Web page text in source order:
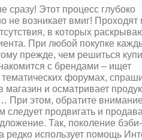
сразу! Этот процесс глубоко
не возникает вмиг! Проходят
в которых
При любой покупке
прежде, чем решиться
с брендами – ищет
тематических форумах,
и осматривает
При этом, обратите
следует продвигать и
Так, поколение
редко использует помощь